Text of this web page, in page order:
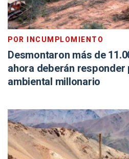
POR INCUMPLOMIENTO
Desmontaron más de
ahora deberán responder
ambiental millonario